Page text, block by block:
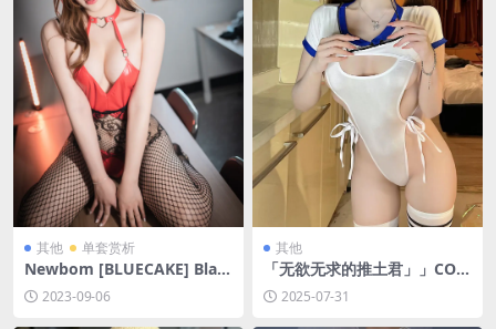
其他 单套赏析
Newbom [BLUECAKE] Blac
k & Red [119P-0.98GB]
2023-09-06
其他
「无欲无求的推土君」」COS
写真合集 [持续更新]
2025-07-31